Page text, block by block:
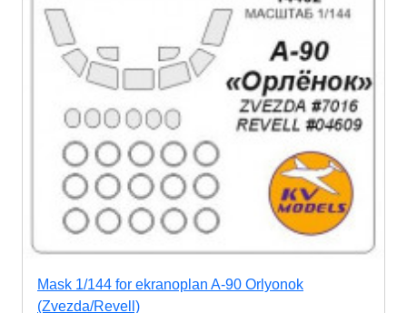
Mask 1/144 for ekranoplan A-90 Orlyonok
(Zvezda/Revell)